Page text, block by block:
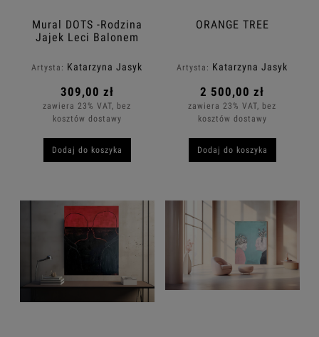
Mural DOTS -Rodzina
Jajek Leci Balonem
Artysta: Katarzyna Jasyk
309,00 zł
zawiera 23% VAT, bez
kosztów dostawy
Dodaj do koszyka
ORANGE TREE
Artysta: Katarzyna Jasyk
2 500,00 zł
zawiera 23% VAT, bez
kosztów dostawy
Dodaj do koszyka